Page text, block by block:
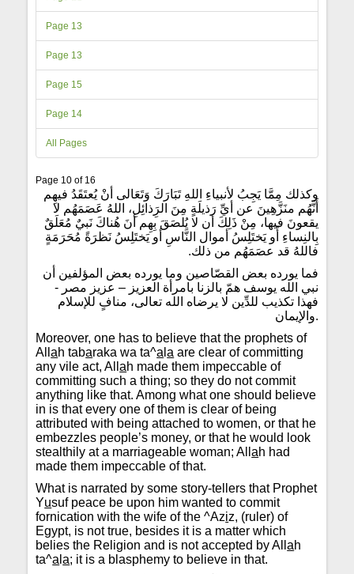
Page 13
Page 13
Page 15
Page 14
All Pages
Page 10 of 16
وكذلك مِمَّا يَجِبُ لأنبياءِ اللهِ تَبَارَكَ وَتَعَالى أنْ يُعتَقَدُ فيهِم
أَنَّهُم منَزَّهِينَ عن أيِّ رَذيلَةٍ مِنَ الرَِذائِلِ، اللهُ عَصَمَهُم لا
يقعونَ فيها، مِنْ ذَلِكَ أن لا يُلصَقَ بِهِم أنَ هُناكَ نَبيٌ مُعَلَقٌ
بِالنِساءِ أَو يَختَلِسُ أموال النَّاسِ أو يَختَلِسُ نَظرَةً مُحَرَمَةٍ
فاللهُ قد عصَمَهُم من ذلك.
فما يورده بعض القصّاصين وما يورده بعض المؤلفين أن
نبي الله يوسف همّ بالزنا بامرأة العزيز – عزيز مصر -
فهذا تكذيب للدِّين لا يرضاه الله تعالى، منافٍ للإسلام
والإيمان.
Moreover, one has to believe that the prophets of
Allah tabaraka wa ta^a la are clear of committing
any vile act, Allah made them impeccable of
committing such a thing; so they do not commit
anything like that. Among what one should believe
in is that every one of them is clear of being
attributed with being attached to women, or that he
embezzles people’s money, or that he would look
stealthily at a marriageable woman; Allah had
made them impeccable of that.
What is narrated by some story-tellers that Prophet
Yusuf peace be upon him wanted to commit
fornication with the wife of the ^Aziz, (ruler) of
Egypt, is not true, besides it is a matter which
belies the Religion and is not accepted by Allah
ta^a la; it is a blasphemy to believe in that.